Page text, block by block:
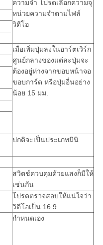
ความจำ โปรดเลือกความจุ
หน่วยความจำตามไฟล์
วิดีโอ
เมื่อเพิ่มปุ่มลงในอาร์ตเวิร์ก
ศูนย์กลางของแต่ละปุ่มจะ
ต้องอยู่ห่างจากขอบหน้าจอ
ขอบการ์ด หรือปุ่มอื่นอย่าง
น้อย 15 มม.
ปกติจะเป็นประเภทมินิ
สวิตช์ควบคุมด้วยแสงก็มีให้
เช่นกัน
โปรดตรวจสอบให้แน่ใจว่า
วิดีโอเป็น 16:9
กำหนดเอง